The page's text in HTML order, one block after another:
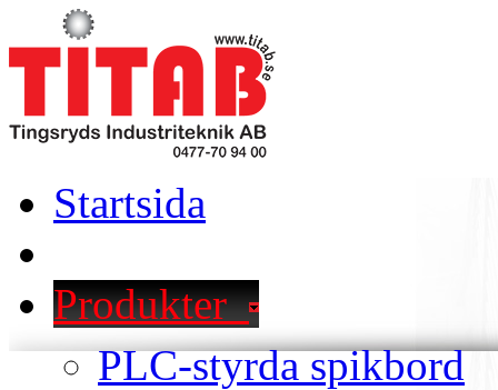
Startsida
Produkter
PLC-styrda spikbord